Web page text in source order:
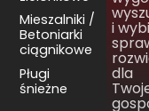
Mieszalniki /
Betoniarki
ciągnikowe
Pługi
śnieżne
i
dla